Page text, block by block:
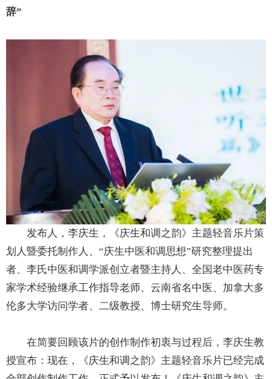
辞”
发布人，李庆生，《庆生和调之韵》主题轻音乐片策
划人暨委托制作人、“庆生中医和调思想”研究整理提出
者、李氏中医和调学派创立者暨主持人、全国老中医药专
家学术经验继承工作指导老师、云南省名中医、加拿大多
伦多大学访问学者、二级教授、博士研究生导师。
在简要回顾该片的创作制作初衷与过程后，李庆生教
授宣布：现在，《庆生和调之韵》主题轻音乐片已经完成